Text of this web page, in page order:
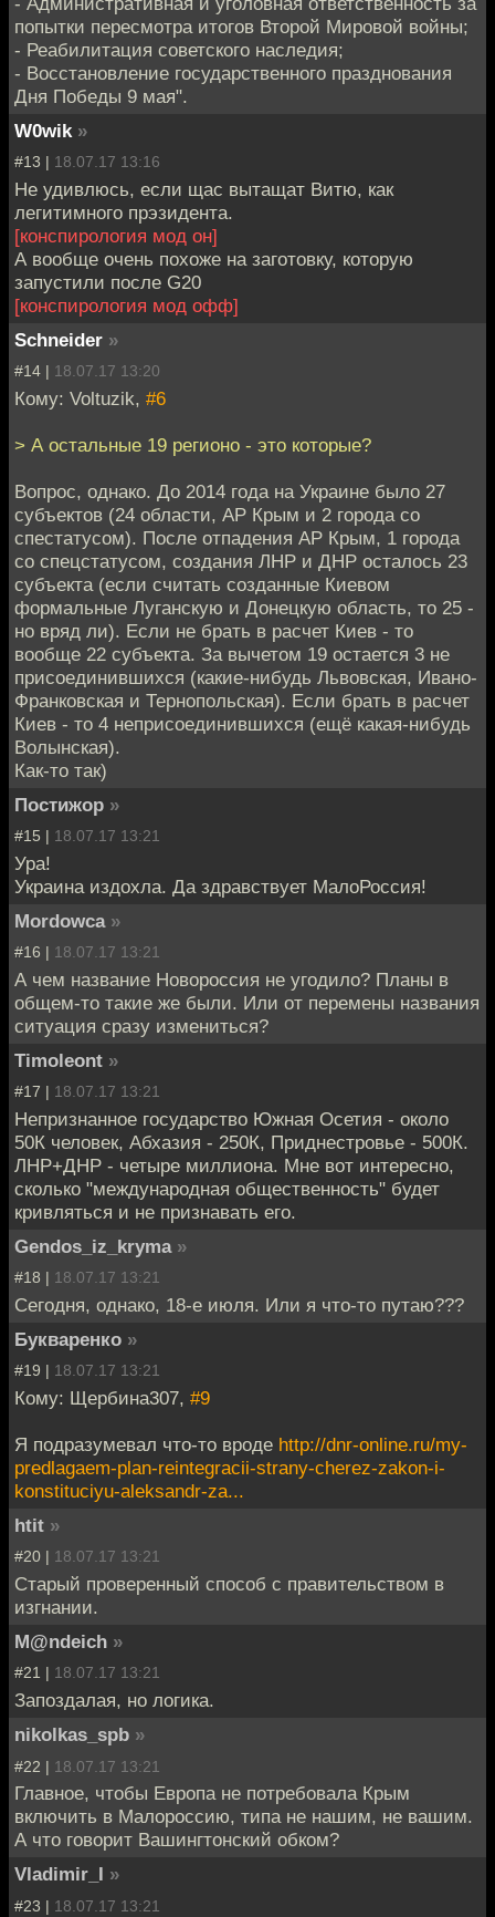
попытки пересмотра итогов Второй Мировой войны;
- Реабилитация советского наследия;
- Восстановление государственного празднования
Дня Победы 9 мая".
W0wik »
#13 | 18.07.17 13:16
Не удивлюсь, если щас вытащат Витю, как
легитимного прэзидента.
[конспирология мод он]
А вообще очень похоже на заготовку, которую
запустили после G20
[конспирология мод офф]
Schneider »
#14 | 18.07.17 13:20
Кому: Voltuzik, #6
> А остальные 19 регионо - это которые?
Вопрос, однако. До 2014 года на Украине было 27
субъектов (24 области, АР Крым и 2 города со
спестатусом). После отпадения АР Крым, 1 города
со спецстатусом, создания ЛНР и ДНР осталось 23
субъекта (если считать созданные Киевом
формальные Луганскую и Донецкую область, то 25 -
но вряд ли). Если не брать в расчет Киев - то
вообще 22 субъекта. За вычетом 19 остается 3 не
присоединившихся (какие-нибудь Львовская, Ивано-
Франковская и Тернопольская). Если брать в расчет
Киев - то 4 неприсоединившихся (ещё какая-нибудь
Волынская).
Как-то так)
Постижор »
#15 | 18.07.17 13:21
Ура!
Украина издохла. Да здравствует МалоРоссия!
Mordowca »
#16 | 18.07.17 13:21
А чем название Новороссия не угодило? Планы в
общем-то такие же были. Или от перемены названия
ситуация сразу измениться?
Timoleont »
#17 | 18.07.17 13:21
Непризнанное государство Южная Осетия - около
50К человек, Абхазия - 250К, Приднестровье - 500К.
ЛНР+ДНР - четыре миллиона. Мне вот интересно,
сколько "международная общественность" будет
кривляться и не признавать его.
Gendos_iz_kryma »
#18 | 18.07.17 13:21
Сегодня, однако, 18-е июля. Или я что-то путаю???
Букваренко »
#19 | 18.07.17 13:21
Кому: Щербина307, #9
Я подразумевал что-то вроде http://dnr-online.ru/my-
predlagaem-plan-reintegracii-strany-cherez-zakon-i-
konstituciyu-aleksandr-za...
htit »
#20 | 18.07.17 13:21
Старый проверенный способ с правительством в
изгнании.
M@ndeich »
#21 | 18.07.17 13:21
Запоздалая, но логика.
nikolkas_spb »
#22 | 18.07.17 13:21
Главное, чтобы Европа не потребовала Крым
включить в Малороссию, типа не нашим, не вашим.
А что говорит Вашингтонский обком?
Vladimir_I »
#23 | 18.07.17 13:21